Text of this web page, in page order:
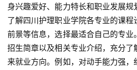
身兴趣爱好、能力特长和职业发展
了解四川护理职业学院各专业的课程
前景等信息，选择最适合自己的专业
招生简章以及相关专业介绍，充分
来就业方向。例如，对动手能力强